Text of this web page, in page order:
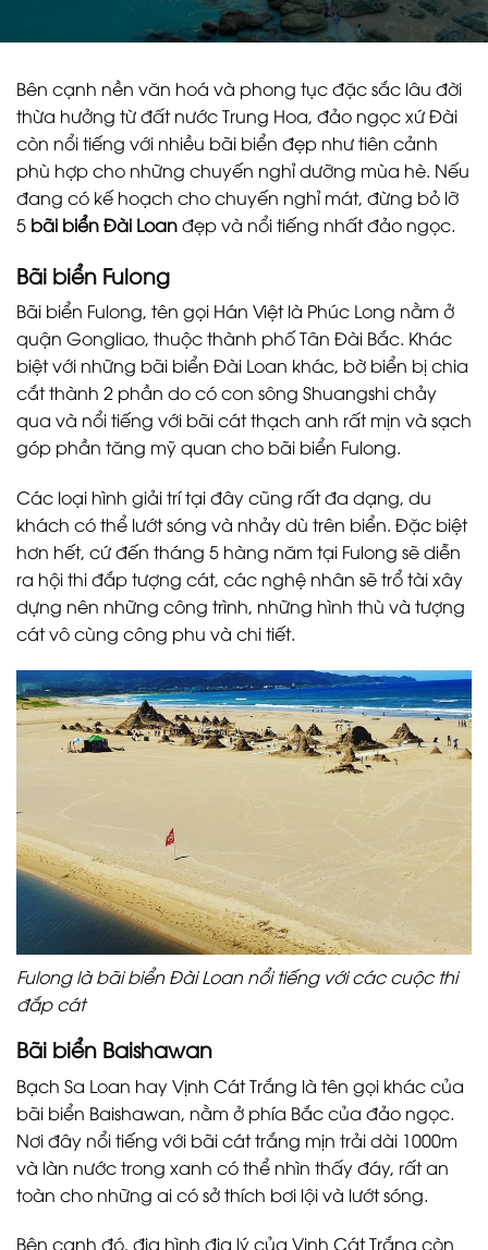
Bên cạnh nền văn hoá và phong tục đặc sắc lâu đời
thừa hưởng từ đất nước Trung Hoa, đảo ngọc xứ Đài
còn nổi tiếng với nhiều bãi biển đẹp như tiên cảnh
phù hợp cho những chuyến nghỉ dưỡng mùa hè. Nếu
đang có kế hoạch cho chuyến nghỉ mát, đừng bỏ lỡ
5 bãi biển Đài Loanđẹp và nổi tiếng nhất đảo ngọc.
Bãi biển Fulong
Bãi biển Fulong, tên gọi Hán Việt là Phúc Long nằm ở
quận Gongliao, thuộc thành phố Tân Đài Bắc. Khác
biệt với những bãi biển Đài Loan khác, bờ biển bị chia
cắt thành 2 phần do có con sông Shuangshi chảy
qua và nổi tiếng với bãi cát thạch anh rất mịn và sạch
góp phần tăng mỹ quan cho bãi biển Fulong.
Các loại hình giải trí tại đây cũng rất đa dạng, du
khách có thể lướt sóng và nhảy dù trên biển. Đặc biệt
hơn hết, cứ đến tháng 5 hàng năm tại Fulong sẽ diễn
ra hội thi đắp tượng cát, các nghệ nhân sẽ trổ tài xây
dựng nên những công trình, những hình thù và tượng
cát vô cùng công phu và chi tiết.
Fulong là bãi biển Đài Loan nổi tiếng với các cuộc thi
đắp cát
Bãi biển Baishawan
Bạch Sa Loan hay Vịnh Cát Trắng là tên gọi khác của
bãi biển Baishawan, nằm ở phía Bắc của đảo ngọc.
Nơi đây nổi tiếng với bãi cát trắng mịn trải dài 1000m
và làn nước trong xanh có thể nhìn thấy đáy, rất an
toàn cho những ai có sở thích bơi lội và lướt sóng.
Bên cạnh đó, địa hình địa lý của Vịnh Cát Trắng còn